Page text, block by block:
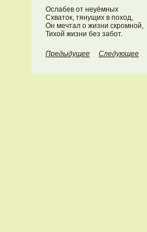
Ослабев от неуёмных
Схваток, тянущих в поход,
Он мечтал о жизни скромной,
Тихой жизни без забот.
Предыдущее Следующее